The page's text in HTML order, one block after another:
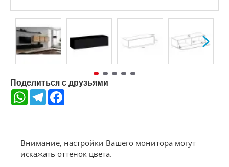
Поделиться с друзьями
WhatsAppTelegram
Внимание, настройки Вашего монитора могут
искажать оттенок цвета.